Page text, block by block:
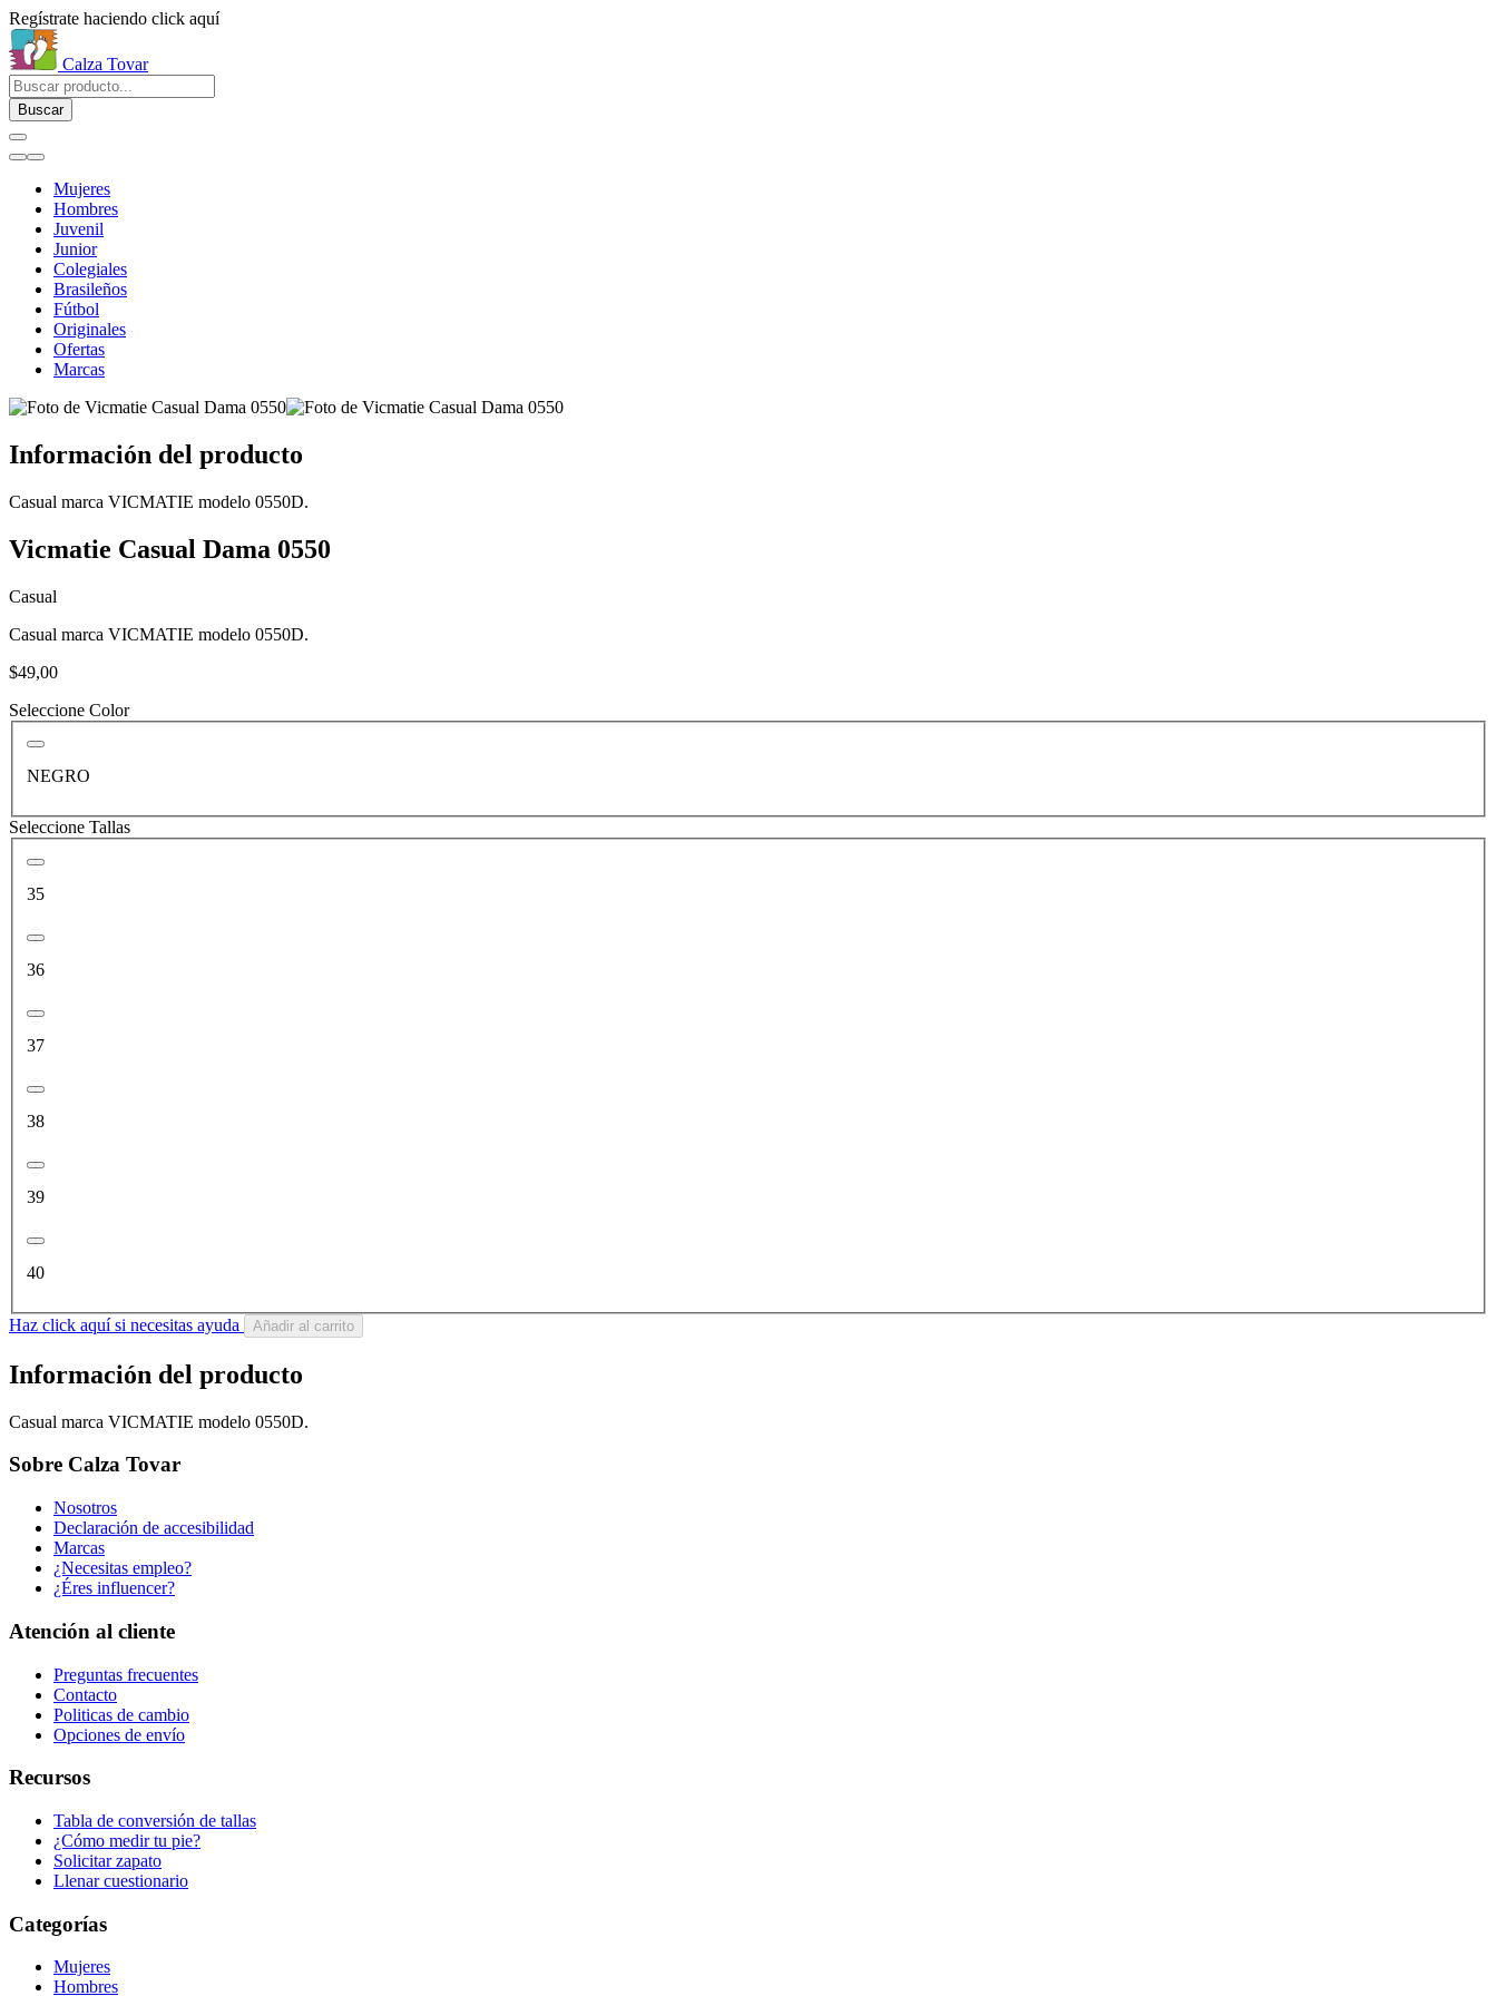
Regístrate haciendo click aquí
Calza Tovar
Buscar
Mujeres
Hombres
Juvenil
Junior
Colegiales
Brasileños
Fútbol
Originales
Ofertas
Marcas
Información del producto
Casual marca VICMATIE modelo 0550D.
Vicmatie Casual Dama 0550
Casual
Casual marca VICMATIE modelo 0550D.
$49,00
Seleccione Color
NEGRO
Seleccione Tallas
35
36
37
38
39
40
Haz click aquí si necesitas ayuda Añadir al carrito
Información del producto
Casual marca VICMATIE modelo 0550D.
Sobre Calza Tovar
Nosotros
Declaración de accesibilidad
Marcas
¿Necesitas empleo?
¿Éres influencer?
Atención al cliente
Preguntas frecuentes
Contacto
Politicas de cambio
Opciones de envío
Recursos
Tabla de conversión de tallas
¿Cómo medir tu pie?
Solicitar zapato
Llenar cuestionario
Categorías
Mujeres
Hombres